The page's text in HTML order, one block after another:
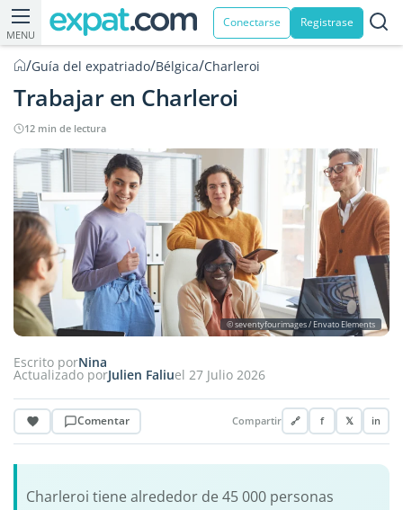
MENU
Conectarse Registrase
/Guía del expatriado/Bélgica/Charleroi
Trabajar en Charleroi
12 min de lectura
© seventyfourimages / Envato Elements
Escrito porNina
Actualizado porJulien Faliuel 27 Julio 2026
Comentar Compartir 🔗 f 𝕏 in
Charleroi tiene alrededor de 45 000 personas